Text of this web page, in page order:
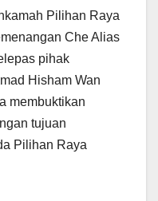
Pilihan Raya
Che Alias
pihak
Hisham Wan
membuktikan
tujuan
Pilihan Raya